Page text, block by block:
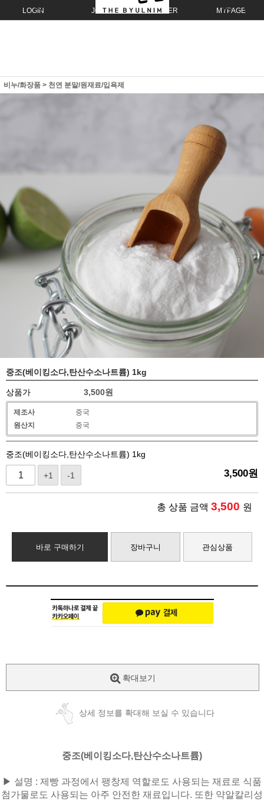
LOGIN JOIN ORDER MYPAGE
비누/화장품 > 천연 분말/원재료/입욕제
중조(베이킹소다,탄산수소나트륨) 1kg
상품가 3,500원
제조사
중국
원산지
중국
중조(베이킹소다,탄산수소나트륨) 1kg
+1 -1 3,500원
총 상품 금액 3,500 원
바로 구매하기 장바구니 관심상품
확대보기
상세 정보를 확대해 보실 수 있습니다
중조(베이킹소다,탄산수소나트륨)
▶ 설명 : 제빵 과정에서 팽창제 역할로도 사용되는 재료로 식품
첨가물로도 사용되는 아주 안전한 재료입니다. 또한 약알칼리성